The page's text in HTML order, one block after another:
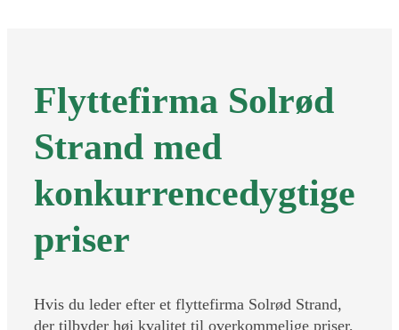
Flyttefirma Solrød
Strand med
konkurrencedygtige
priser
Hvis du leder efter et flyttefirma Solrød Strand,
der tilbyder høj kvalitet til overkommelige priser,